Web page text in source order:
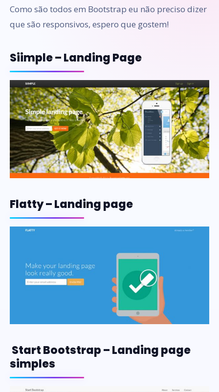
Como são todos em Bootstrap eu não preciso dizer
que são responsivos, espero que gostem!
Siimple – Landing Page
Flatty – Landing page
Start Bootstrap – Landing page
simples